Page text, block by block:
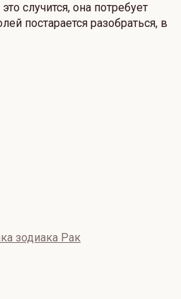
случится, она потребует
постарается разобраться, в
зодиака Рак